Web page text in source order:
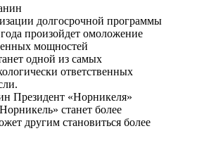
долгосрочной программы
произойдет омоложение
мощностей
одной из самых
ответственных
Президент «Норникеля»
станет более
другим становиться более